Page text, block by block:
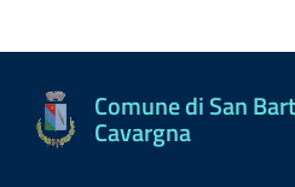
Comune di San
Cavargna